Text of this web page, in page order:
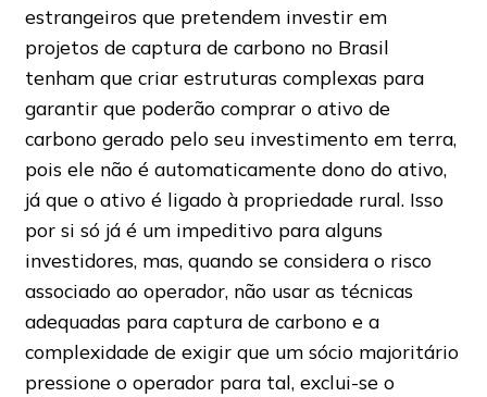
estrangeiros que pretendem investir em
projetos de captura de carbono no Brasil
tenham que criar estruturas complexas para
garantir que poderão comprar o ativo de
carbono gerado pelo seu investimento em terra,
pois ele não é automaticamente dono do ativo,
já que o ativo é ligado à propriedade rural. Isso
por si só já é um impeditivo para alguns
investidores, mas, quando se considera o risco
associado ao operador, não usar as técnicas
adequadas para captura de carbono e a
complexidade de exigir que um sócio majoritário
pressione o operador para tal, exclui-se o